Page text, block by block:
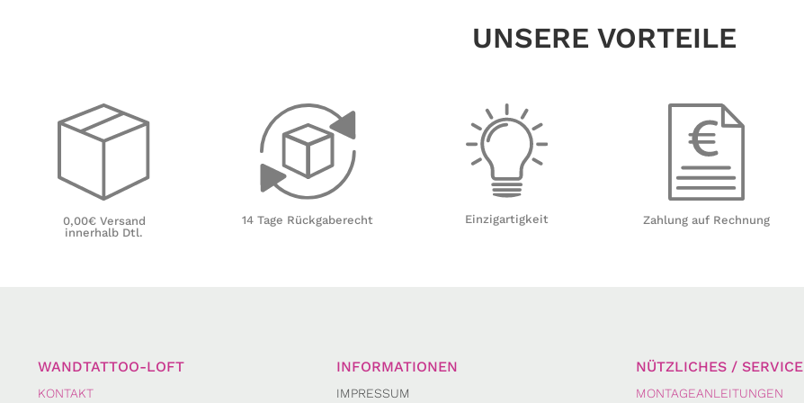
UNSERE VORTEILE
0,00€ Versand
innerhalb Dtl.
14 Tage Rückgaberecht Einzigartigkeit Zahlung auf Rechnung
WANDTATTOO-LOFT
KONTAKT
INFORMATIONEN
IMPRESSUM
NÜTZLICHES / SERVICE
MONTAGEANLEITUNGEN